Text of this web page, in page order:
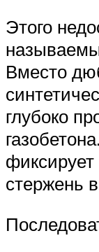
Этого
Вместо
глубоко
стержень